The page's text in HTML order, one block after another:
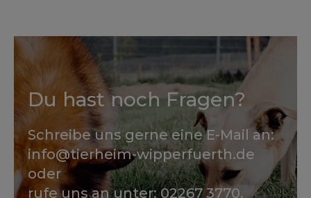
Du hast noch Fragen?
Schreibe uns gerne eine E-Mail an:
info@tierheim-wipperfuerth.de
oder
rufe uns an unter: 02267 3770.